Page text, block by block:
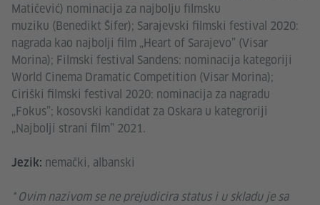
Matičević) nominacija za najbolju filmsku
muziku (Benedikt Šifer); Sarajevski filmski festival 2020:
nagrada kao najbolji film „Heart of Sarajevo” (Visar
Morina); Filmski festival Sandens: nominacija kategoriji
World Cinema Dramatic Competition (Visar Morina);
Ciriški filmski festival 2020: nominacija za nagradu
„Fokus”; kosovski kandidat za Oskara u kategroriji
„Najbolji strani film” 2021.​​​​​​​
Jezik: nemački, albanski
* Ovim nazivom se ne prejudicira status i u skladu je sa